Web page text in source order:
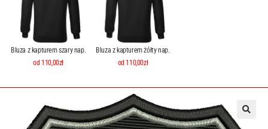
Bluza z kapturem szary nap.
od 110,00zł
Bluza z kapturem żółty nap.
od 110,00zł